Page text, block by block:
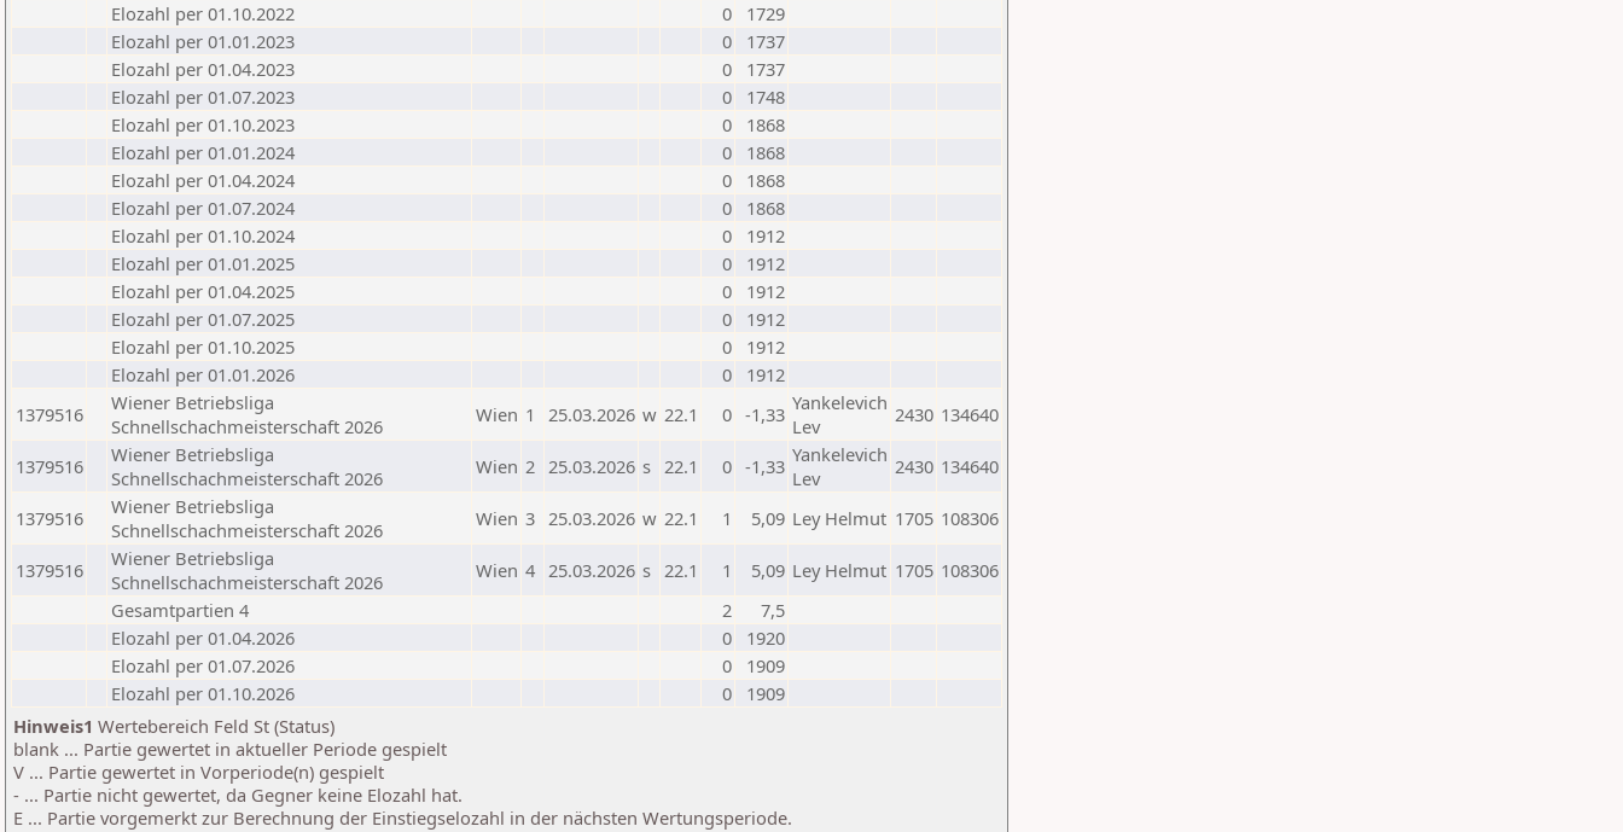
Elozahl per 01.10.2022
0
1729
Elozahl per 01.01.2023
0
1737
Elozahl per 01.04.2023
0
1737
Elozahl per 01.07.2023
0
1748
Elozahl per 01.10.2023
0
1868
Elozahl per 01.01.2024
0
1868
Elozahl per 01.04.2024
0
1868
Elozahl per 01.07.2024
0
1868
Elozahl per 01.10.2024
0
1912
Elozahl per 01.01.2025
0
1912
Elozahl per 01.04.2025
0
1912
Elozahl per 01.07.2025
0
1912
Elozahl per 01.10.2025
0
1912
Elozahl per 01.01.2026
0
1912
1379516
Wiener Betriebsliga
Schnellschachmeisterschaft 2026
Wien 1 25.03.2026 w 22.1 0 -1,33 Yankelevich
Lev
2430 134640
1379516
Wiener Betriebsliga
Schnellschachmeisterschaft 2026
Wien 2 25.03.2026 s 22.1 0 -1,33 Yankelevich
Lev
2430 134640
1379516
Wiener Betriebsliga
Schnellschachmeisterschaft 2026
Wien 3 25.03.2026 w 22.1 1 5,09 Ley Helmut 1705 108306
1379516
Wiener Betriebsliga
Schnellschachmeisterschaft 2026
Wien 4 25.03.2026 s 22.1 1 5,09 Ley Helmut 1705 108306
Gesamtpartien 4
2
7,5
Elozahl per 01.04.2026
0
1920
Elozahl per 01.07.2026
0
1909
Elozahl per 01.10.2026
0
1909
Hinweis1 Wertebereich Feld St (Status)
blank ... Partie gewertet in aktueller Periode gespielt
V ... Partie gewertet in Vorperiode(n) gespielt
- ... Partie nicht gewertet, da Gegner keine Elozahl hat.
E ... Partie vorgemerkt zur Berechnung der Einstiegselozahl in der nächsten Wertungsperiode.